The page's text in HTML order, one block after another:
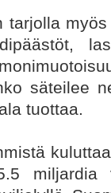
tarjolla
säteilee
tuottaa.
miljardia